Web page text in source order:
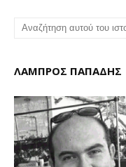
ΛΑΜΠΡΟΣ ΠΑΠΑΔΗΣ